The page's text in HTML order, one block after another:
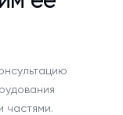
частями.